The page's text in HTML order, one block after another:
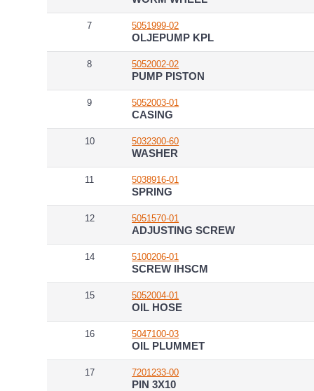
7 5051999-02
OLJEPUMP KPL
8 5052002-02
PUMP PISTON
9 5052003-01
CASING
10 5032300-60
WASHER
11 5038916-01
SPRING
12 5051570-01
ADJUSTING SCREW
14 5100206-01
SCREW IHSCM
15 5052004-01
OIL HOSE
16 5047100-03
OIL PLUMMET
17 7201233-00
PIN 3X10